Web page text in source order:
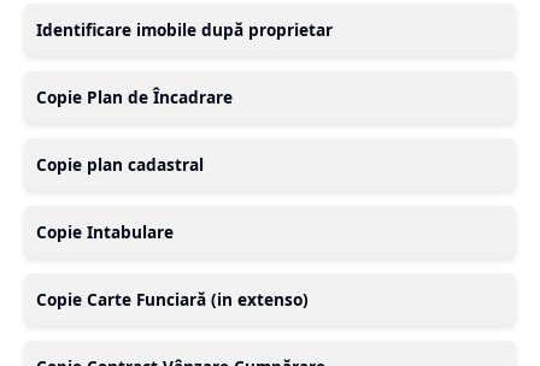
Identificare imobile după proprietar
Copie Plan de Încadrare
Copie plan cadastral
Copie Intabulare
Copie Carte Funciară (in extenso)